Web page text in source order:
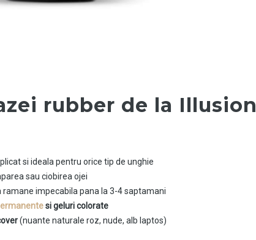
rubber de la Illusion
si ideala pentru orice tip de unghie
sau ciobirea ojei
ramane impecabila pana la 3-4 saptamani
si geluri colorate
(nuante naturale roz, nude, alb laptos)